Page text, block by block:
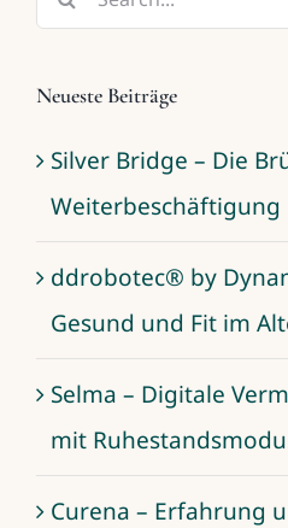
for:
Neueste Beiträge
Silver Bridge – Die
ddrobotec® by
Gesund und Fit im
Selma – Digitale
mit
Curena – Erfahrung